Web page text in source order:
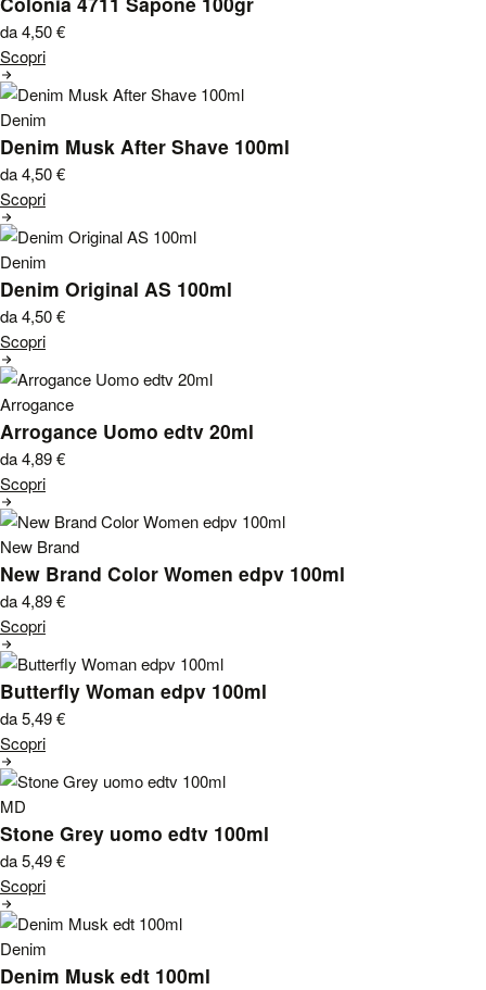
da 4,50€
Scopri
Denim
Denim Musk After Shave 100ml
da 4,50€
Scopri
Denim
Denim Original AS 100ml
da 4,50€
Scopri
Arrogance
Arrogance Uomo edtv 20ml
da 4,89€
Scopri
New Brand
New Brand Color Women edpv 100ml
da 4,89€
Scopri
Butterfly Woman edpv 100ml
da 5,49€
Scopri
MD
Stone Grey uomo edtv 100ml
da 5,49€
Scopri
Denim
Denim Musk edt 100ml